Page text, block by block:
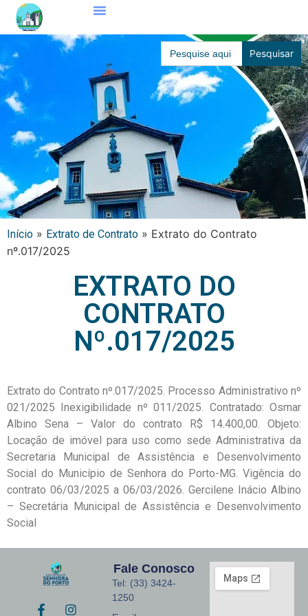
Search
for:
Início » Extrato de Contrato » Extrato do Contrato
nº.017/2025
EXTRATO DO
CONTRATO
Nº.017/2025
Extrato do Contrato nº.017/2025. Processo Administrativo nº
021/2025 Inexigibilidade nº 011/2025. Contratado: Osmar
Albino Sena – Valor do contrato R$ 14.400,00. Objeto:
Locação de imóvel para uso como sede Administrativa da
Secretaria Municipal de Assistência e Desenvolvimento
Social do Município de Senhora do Porto-MG. Vigência do
contrato 06/03/2025 a 06/03/2026. Gercilene Inácio Albino
– Secretária Municipal de Assistência e Desenvolvimento
Social
Fale Conosco
Tel: (33) 3424-
1250